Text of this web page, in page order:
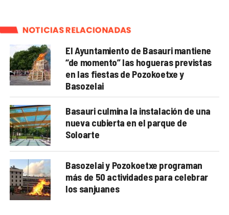
NOTICIAS RELACIONADAS
El Ayuntamiento de Basauri mantiene
“de momento” las hogueras previstas
en las fiestas de Pozokoetxe y
Basozelai
Basauri culmina la instalación de una
nueva cubierta en el parque de
Soloarte
Basozelai y Pozokoetxe programan
más de 50 actividades para celebrar
los sanjuanes